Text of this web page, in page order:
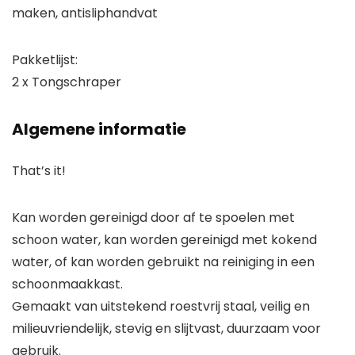
maken, antisliphandvat
Pakketlijst:
2 x Tongschraper
Algemene informatie
That’s it!
Kan worden gereinigd door af te spoelen met
schoon water, kan worden gereinigd met kokend
water, of kan worden gebruikt na reiniging in een
schoonmaakkast.
Gemaakt van uitstekend roestvrij staal, veilig en
milieuvriendelijk, stevig en slijtvast, duurzaam voor
gebruik.